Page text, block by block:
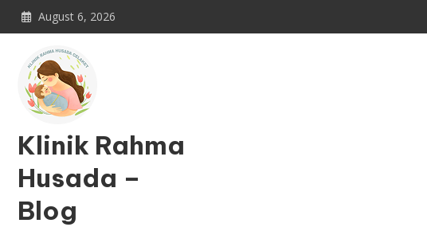
Skip
August 6, 2026
Klinik Rahma
Husada –
Blog